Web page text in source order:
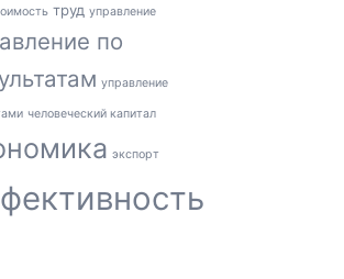
труд управление
по
управление
человеческий капитал
экспорт